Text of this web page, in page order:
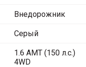
Внедорожник
Серый
1.6 AMT (150 л.с.)
4WD